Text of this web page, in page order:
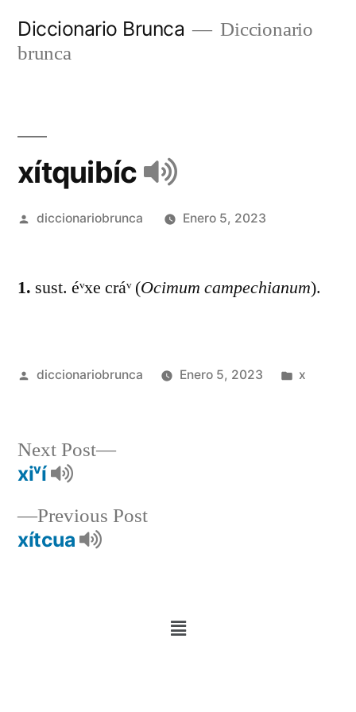
Diccionario Brunca
Diccionario
brunca
xítquibíc
diccionariobrunca Enero 5, 2023
1. sust. éᵛxe cráᵛ (Ocimum campechianum).
diccionariobrunca Enero 5, 2023 x
Previous Post
xítcua
Next Post
xiᵛí